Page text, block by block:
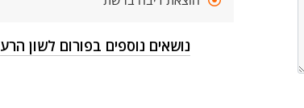
נושאים נוספים בפורום לשון הרע